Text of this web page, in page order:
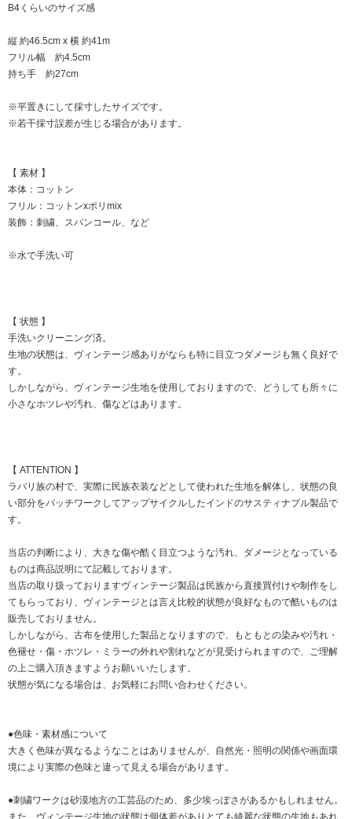
B4くらいのサイズ感
縦 約46.5cm x 横 約41m
フリル幅 約4.5cm
持ち手 約27cm
※平置きにして採寸したサイズです。
※若干採寸誤差が生じる場合があります。
【 素材 】
本体：コットン
フリル：コットンxポリmix
装飾：刺繍、スパンコール、など
※水で手洗い可
【 状態 】
手洗いクリーニング済。
生地の状態は、ヴィンテージ感ありがならも特に目立つダメージも無く良好で
す。
しかしながら、ヴィンテージ生地を使用しておりますので、どうしても所々に
小さなホツレや汚れ、傷などはあります。
【 ATTENTION 】
ラバリ族の村で、実際に民族衣装などとして使われた生地を解体し、状態の良
い部分をパッチワークしてアップサイクルしたインドのサスティナブル製品で
す。
当店の判断により、大きな傷や酷く目立つような汚れ、ダメージとなっている
ものは商品説明にて記載しております。
当店の取り扱っておりますヴィンテージ製品は民族から直接買付けや制作をし
てもらっており、ヴィンテージとは言え比較的状態が良好なもので酷いものは
販売しておりません。
しかしながら、古布を使用した製品となりますので、もともとの染みや汚れ・
色褪せ・傷・ホツレ・ミラーの外れや割れなどが見受けられますので、ご理解
の上ご購入頂きますようお願いいたします。
状態が気になる場合は、お気軽にお問い合わせください。
●色味・素材感について
大きく色味が異なるようなことはありませんが、自然光・照明の関係や画面環
境により実際の色味と違って見える場合があります。
●刺繍ワークは砂漠地方の工芸品のため、多少埃っぽさがあるかもしれません。
また、ヴィンテージ生地の状態は個体差がありとても綺麗な状態の生地もあれ